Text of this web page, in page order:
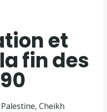
et
fin des
Cheikh